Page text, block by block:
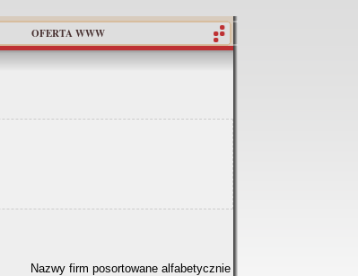
OFERTA WWW
Nazwy firm posortowane alfabetycznie